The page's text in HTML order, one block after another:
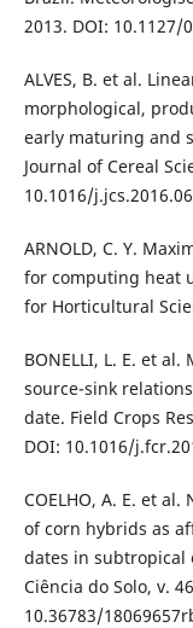
2013. DOI: 10.1127/
ALVES, B. et al.
morphological,
early maturing and
Journal of Cereal
10.1016/
ARNOLD, C. Y.
for computing heat
for Horticultural
BONELLI, L. E. et
source-sink
date. Field Crops
DOI: 10.1016/
COELHO, A. E. et
of corn hybrids as
dates in subtropical
Ciência do Solo, v.
10.36783/